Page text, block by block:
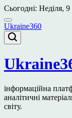
Перейти
до
вмісту
Сьогодні: Неділя,
Ukraine360
інформаційна
аналітичні
світу.